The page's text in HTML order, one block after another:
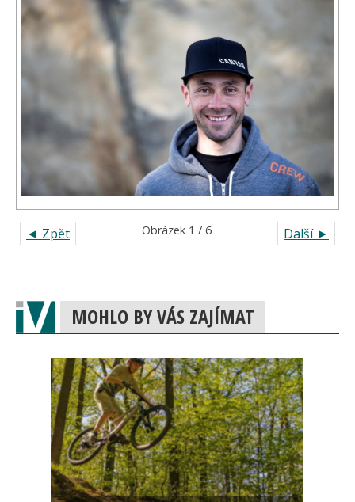
◄ Zpět Další ►
Obrázek 1 / 6
MOHLO BY VÁS ZAJÍMAT